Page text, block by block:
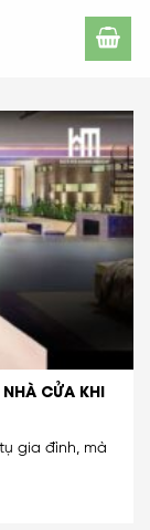
CỬA KHI
gia đình, mà